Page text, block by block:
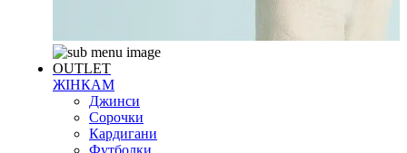
OUTLET
ЖІНКАМ
Джинси
Сорочки
Кардигани
Футболки